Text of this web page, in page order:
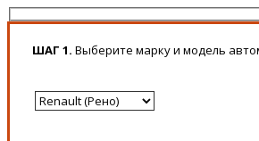
ШАГ 1. Выберите марку и модель